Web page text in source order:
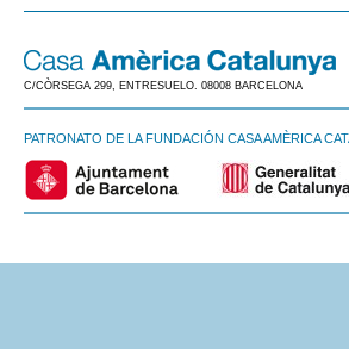
C/CÒRSEGA 299, ENTRESUELO. 08008 BARCELONA
PATRONATO DE LA FUNDACIÓN CASA AMÈRICA